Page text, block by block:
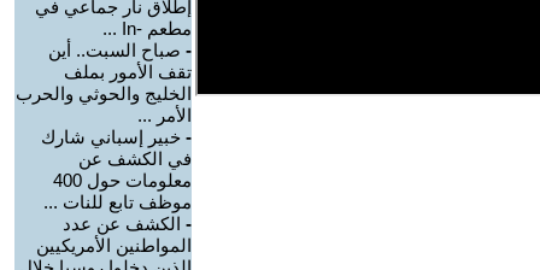
إطلاق نار جماعي في
مطعم -In ...
- صباح السبت.. أين
تقف الأمور بملف
الخليج والحوثي والحرب
الأمر ...
- خبير إسباني شارك
في الكشف عن
معلومات حول 400
موظف تابع للنات ...
- الكشف عن عدد
المواطنين الأمريكيين